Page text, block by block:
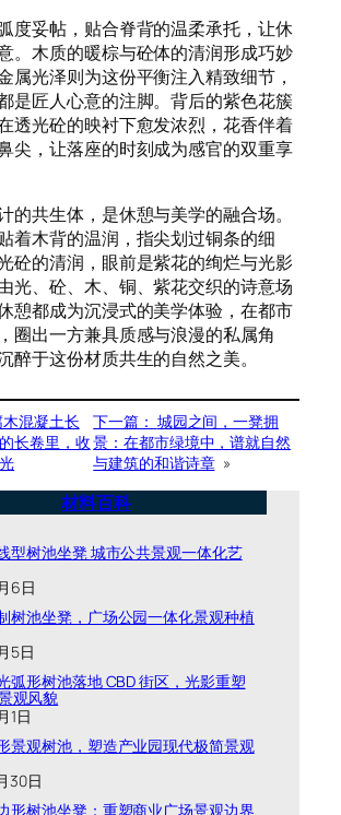
度妥帖，贴合脊背的温柔承托，让休
。木质的暖棕与砼体的清润形成巧妙
属光泽则为这份平衡注入精致细节，
是匠人心意的注脚。背后的紫色花簇
透光砼的映衬下愈发浓烈，花香伴着
尖，让落座的时刻成为感官的双重享
的共生体，是休憩与美学的融合场。
着木背的温润，指尖划过铜条的细
砼的清润，眼前是紫花的绚烂与光影
光、砼、木、铜、紫花交织的诗意场
憩都成为沉浸式的美学体验，在都市
圈出一方兼具质感与浪漫的私属角
醉于这份材质共生的自然之美。
混凝土长
长卷里，收
下一篇： 城园之间，一凳拥
景：在都市绿境中，谱就自然
与建筑的和谐诗章 »
材料百科
型树池坐凳 城市公共景观一体化艺
6日
树池坐凳，广场公园一体化景观种植
5日
弧形树池落地 CBD 街区，光影重塑
观风貌
1日
景观树池，塑造产业园现代极简景观
30日
形树池坐凳：重塑商业广场景观边界